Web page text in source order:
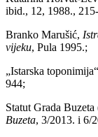
ibid., 12, 1988.,
Branko Marušić,
vijeku, Pula 1995.;
„Istarska
944;
Statut Grada
Buzeta, 3/2013. i 6/